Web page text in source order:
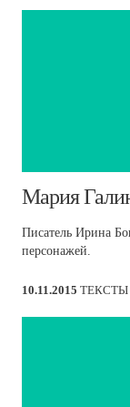
​Мария
Писатель Ирина
персонажей.
10.11.2015 ТЕКСТЫ